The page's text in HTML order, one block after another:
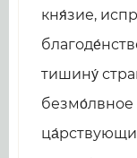
кня́зие,
тишину́